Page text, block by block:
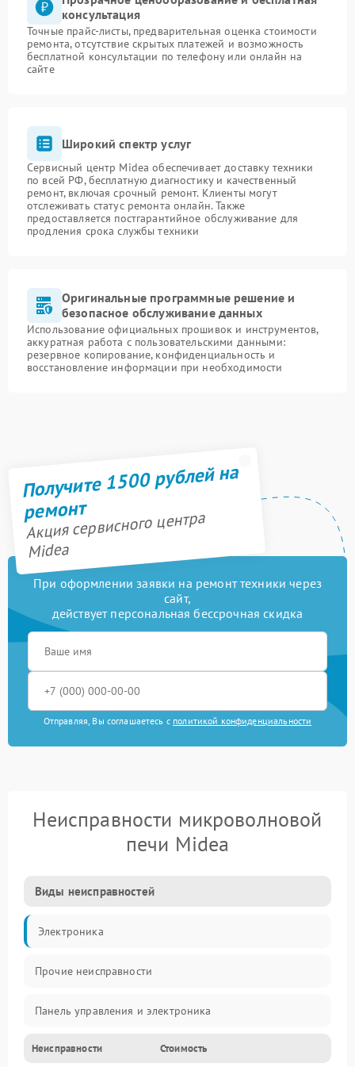
консультация
Точные прайс-листы, предварительная оценка стоимости
ремонта, отсутствие скрытых платежей и возможность
бесплатной консультации по телефону или онлайн на
сайте
Широкий спектр услуг
Сервисный центр Midea обеспечивает доставку техники
по всей РФ, бесплатную диагностику и качественный
ремонт, включая срочный ремонт. Клиенты могут
отслеживать статус ремонта онлайн. Также
предоставляется постгарантийное обслуживание для
продления срока службы техники
Оригинальные программные решение и
безопасное обслуживание данных
Использование официальных прошивок и инструментов,
аккуратная работа с пользовательскими данными:
резервное копирование, конфиденциальность и
восстановление информации при необходимости
Получите 1500 рублей на
ремонт
Акция сервисного центра
Midea
При оформлении заявки на ремонт техники через
сайт,
действует персональная бессрочная скидка
Отправляя, Вы соглашаетесь с политикой конфиденциальности
Неисправности микроволновой
печи Midea
Виды неисправностей
Электроника
Прочие неисправности
Панель управления и электроника
Дверца и корпус
Неисправности Стоимость